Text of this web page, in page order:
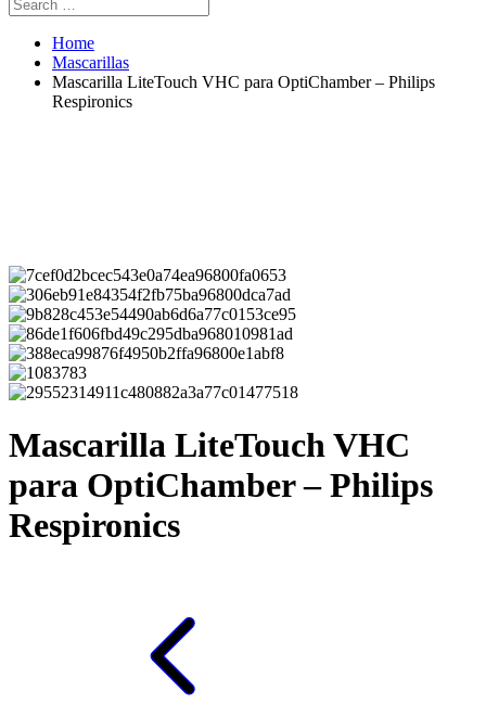
Home
Mascarillas
Mascarilla LiteTouch VHC para OptiChamber – Philips
Respironics
Mascarilla LiteTouch VHC
para OptiChamber – Philips
Respironics